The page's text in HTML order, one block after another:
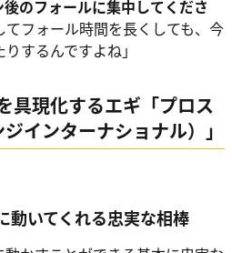
後のフォールに集中してくださ
フォール時間を長くしても、今
するんですよね」
具現化するエギ「プロス
インターナショナル）」
動いてくれる忠実な相棒